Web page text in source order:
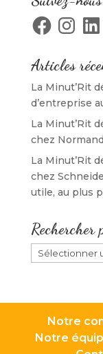
FacebookInstagram
Articles
La Minut’Rit
d’entreprise
La Minut’Rit
chez
La Minut’Rit
chez
utile, au plus
Rechercher
Rechercher
par
Notre
Notre